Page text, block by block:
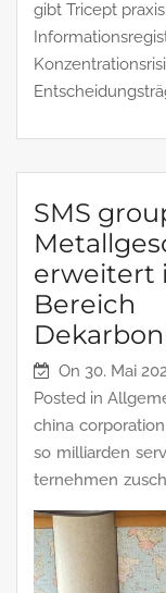
gibt Tricept
SMS
erweitert
Bereich
On 30. Mai
Posted in
china corporation
so milliarden
ternehmen